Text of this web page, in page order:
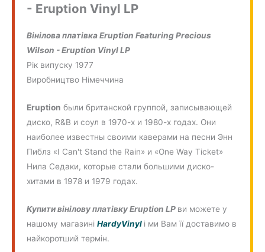
- Eruption Vinyl LP
Вінілова платівка Eruption Featuring Precious
Wilson - Eruption Vinyl LP
Рік випуску 1977
Виробництво Німеччина
Eruption были британской группой, записывающей
диско, R&B и соул в 1970-х и 1980-х годах. Они
наиболее известны своими каверами на песни Энн
Пиблз «I Can't Stand the Rain» и «One Way Ticket»
Нила Седаки, которые стали большими диско-
хитами в 1978 и 1979 годах.
Купити вінілову платівку Eruption LP ви можете у
нашому магазиніHardyVinyl і ми Вам її доставимо в
найкоротший термін.